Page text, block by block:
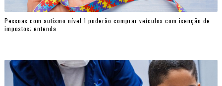
Pessoas com autismo nível 1 poderão comprar veículos com isenção de
impostos; entenda